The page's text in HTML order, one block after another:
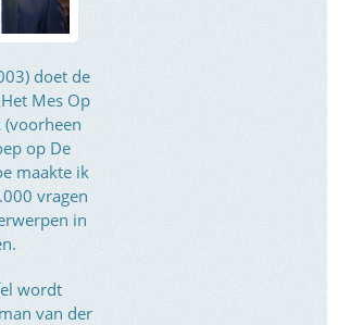
doet de
Mes Op
op De
maakte ik
vragen
in
wordt
van der